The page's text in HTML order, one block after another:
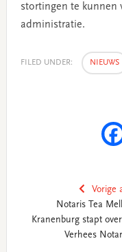
stortingen te kunnen
administratie.
FILED UNDER: NIEUWS
Vorige
Notaris Tea
Kranenburg stapt
Verhees